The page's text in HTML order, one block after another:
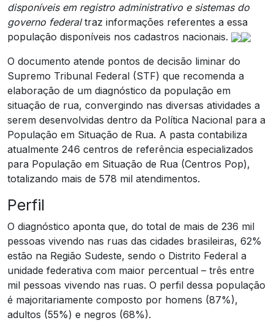
disponíveis em registro administrativo e sistemas do
governo federaltraz informações referentes a essa
população disponíveis nos cadastros nacionais.
O documento atende pontos de decisão liminar do
Supremo Tribunal Federal (STF) que recomenda a
elaboração de um diagnóstico da população em
situação de rua, convergindo nas diversas atividades a
serem desenvolvidas dentro da Política Nacional para a
População em Situação de Rua. A pasta contabiliza
atualmente 246 centros de referência especializados
para População em Situação de Rua (Centros Pop),
totalizando mais de 578 mil atendimentos.
Perfil
O diagnóstico aponta que, do total de mais de 236 mil
pessoas vivendo nas ruas das cidades brasileiras, 62%
estão na Região Sudeste, sendo o Distrito Federal a
unidade federativa com maior percentual – três entre
mil pessoas vivendo nas ruas. O perfil dessa população
é majoritariamente composto por homens (87%),
adultos (55%) e negros (68%).